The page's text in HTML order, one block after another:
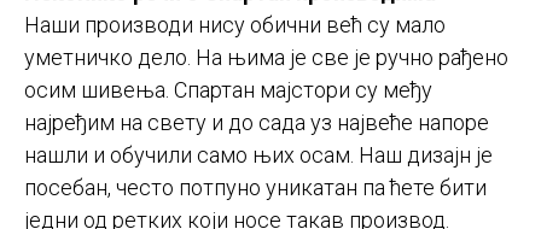
Наши производи нису обични већ су мало
уметничко дело. На њима је све је ручно рађено
осим шивења. Спартан мајстори су међу
најређим на свету и до сада уз највеће напоре
нашли и обучили само њих осам. Наш дизајн је
посебан, често потпуно уникатан па ћете бити
једни од ретких који носе такав производ.